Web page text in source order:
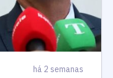
há 2 semanas